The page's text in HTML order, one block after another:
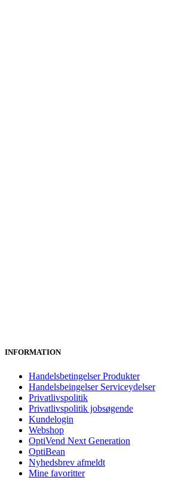
INFORMATION
Handelsbetingelser Produkter
Handelsbeingelser Serviceydelser
Privatlivspolitik
Privatlivspolitik jobsøgende
Kundelogin
Webshop
OptiVend Next Generation
OptiBean
Nyhedsbrev afmeldt
Mine favoritter